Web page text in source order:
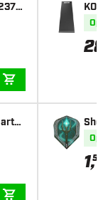
Op
28
ts
Op
1,50